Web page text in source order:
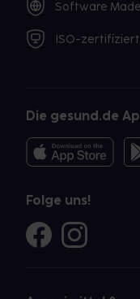
Software
ISO-
Die gesund.de
Folge uns!